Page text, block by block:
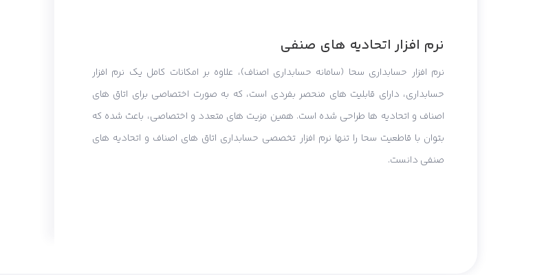
نرم افزار اتحادیه های صنفی
نرم افزار حسابداری سحا (سامانه حسابداری اصناف)، علاوه بر امکانات کامل یک نرم افزار
حسابداری، دارای قابلیت های منحصر بفردی است، که به صورت اختصاصی برای اتاق های
اصناف و اتحادیه ها طراحی شده است. همین مزیت های متعدد و اختصاصی، باعث شده که
بتوان با قاطعیت سحا را تنها نرم افزار تخصصی حسابداری اتاق های اصناف و اتحادیه های
صنفی دانست.